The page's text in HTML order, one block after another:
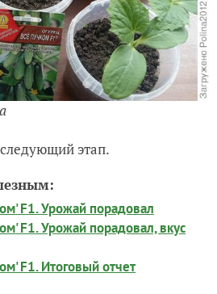
этап.
F1. Урожай порадовал
F1. Урожай порадовал, вкус
F1. Итоговый отчет